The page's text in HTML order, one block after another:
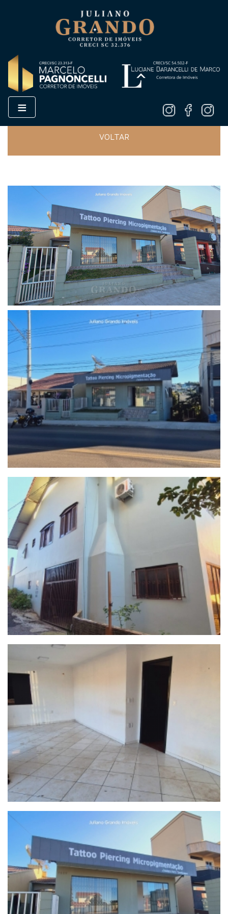
≡
VOLTAR